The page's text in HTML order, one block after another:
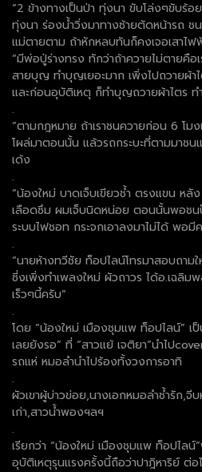
“2 ข้างทางเป็นป่า ทุ่งนา ขับโล่งๆขับร้
ทุ่งนา ร่องน้ำวิ่งมาทางซ้ายตัดหน้ารถ
แม่ตายตาม ถ้าหักหลบทันก็คงเจอเสาไ
“มีพ่อปู่ร่างทรง ทักว่าถ้าควายไม่ตายคือ
สายบุญ ทำบุญเยอะมาก เพิ่งไปถวายผ้า
และก่อนอุบัติเหตุ ก็ทำบุญถวายผ้าไตร
.
“ตามกฎหมาย ถ้าเราชนควายก่อน 6 โม
โผล่มาตอนนั้น แล้วรถกระบะที่ตามมาชน
เด้ง
.
“น้องใหม่ บาดเจ็บเขียวช้ำ ตรงแขน หลั
เลือดซึม ผมเจ็บนิดหน่อย ตอนนั้นพอช
ระบบไฟชอท กระจกเอาลงมาไม่ได้ พอ
.
“นายห้างทวีชัย ท็อปไลน์โทรมาสอบถาม
ซี่งเพิ่งทำเพลงใหม่ ผัวถาวร ได้อ.เฉลิม
เร็วๆนี้ครับ”
.
โดย “น้องใหม่ เมืองชุมแพ ท็อปไลน์” เ
เลยยังรอ” ที่ “สาวแย้ เจติยา”นำไป
รถแห่ หมอลำนำไปร้องทั้งวงการอาทิ
.
ผัวเขาผู้บ่าวข่อย,นางเอกหมอลำช้ำรัก,จี
เก่า,สาวน้ำพองฯลฯ
.
เรียกว่า “น้องใหม่ เมืองชุมแพ ท็อปไลน์
อุบัติเหตุรุนแรงครั้งนี้ถือว่าปาฎิหาริย์ ต่